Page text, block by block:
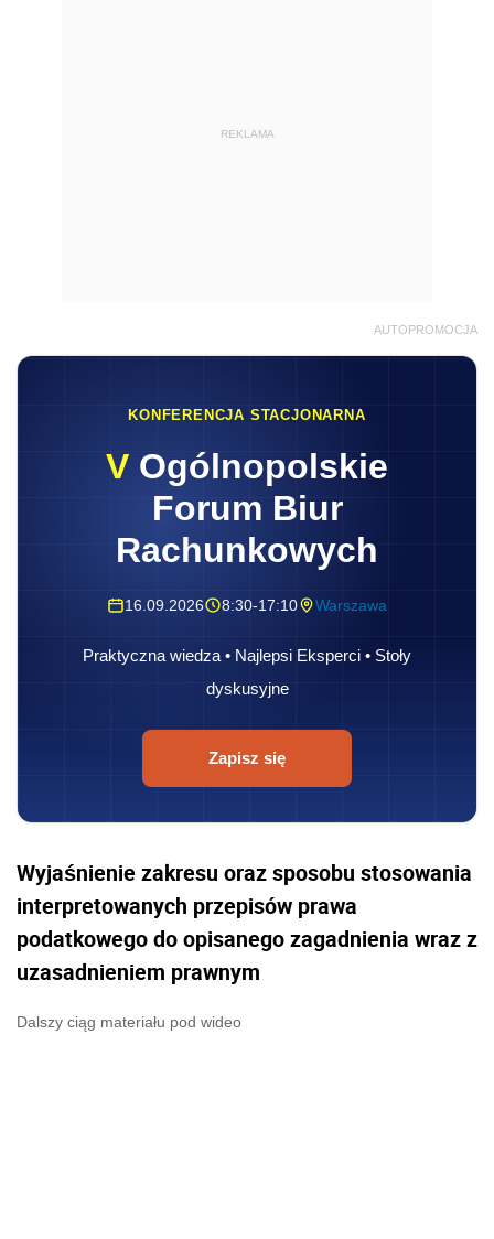
REKLAMA
AUTOPROMOCJA
KONFERENCJA STACJONARNA
V Ogólnopolskie
Forum Biur
Rachunkowych
16.09.2026 8:30-17:10 Warszawa
Praktyczna wiedza • Najlepsi Eksperci • Stoły
dyskusyjne
Zapisz się
Wyjaśnienie zakresu oraz sposobu stosowania
interpretowanych przepisów prawa
podatkowego do opisanego zagadnienia wraz z
uzasadnieniem prawnym
Dalszy ciąg materiału pod wideo